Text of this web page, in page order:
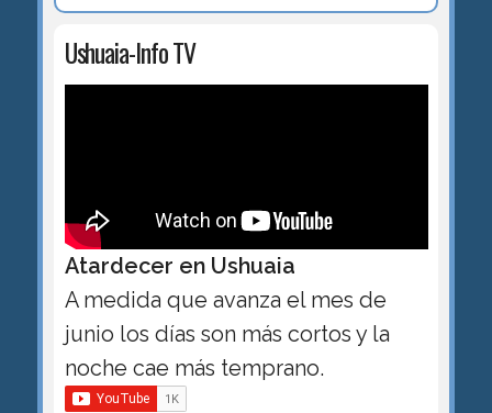
Ushuaia-Info TV
Atardecer en Ushuaia
A medida que avanza el mes de
junio los días son más cortos y la
noche cae más temprano.